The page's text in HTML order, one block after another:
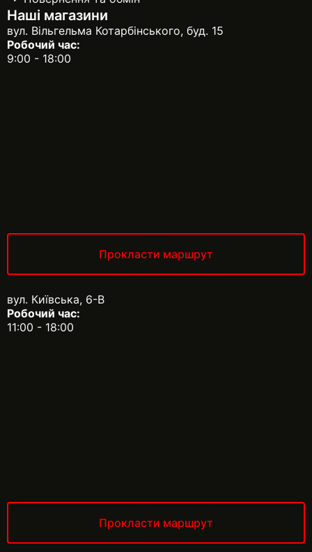
Наші магазини
вул. Вільгельма Котарбінського, буд. 15
Робочий час:
9:00 - 18:00
Прокласти маршрут
вул. Київська, 6-В
Робочий час:
11:00 - 18:00
Прокласти маршрут